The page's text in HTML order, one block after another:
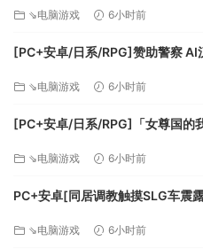
⇘电脑游戏 6小时前
[PC+安卓/日系/RPG]赞助警察
⇘电脑游戏 6小时前
[PC+安卓/日系/RPG]「女尊国的
⇘电脑游戏 6小时前
PC+安卓[同居调教触摸SLG车震
⇘电脑游戏 6小时前